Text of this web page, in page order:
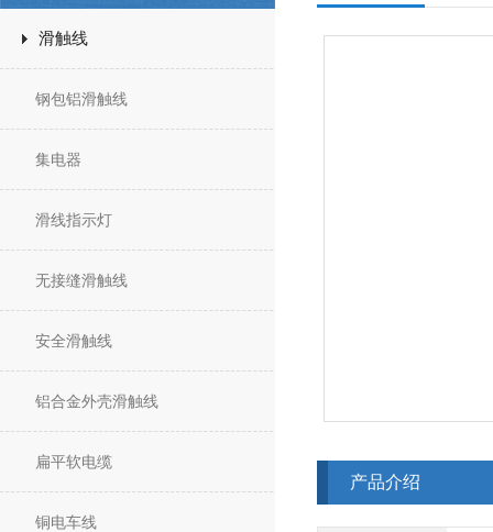
滑触线
钢包铝滑触线
集电器
滑线指示灯
无接缝滑触线
安全滑触线
铝合金外壳滑触线
扁平软电缆
铜电车线
产品介绍